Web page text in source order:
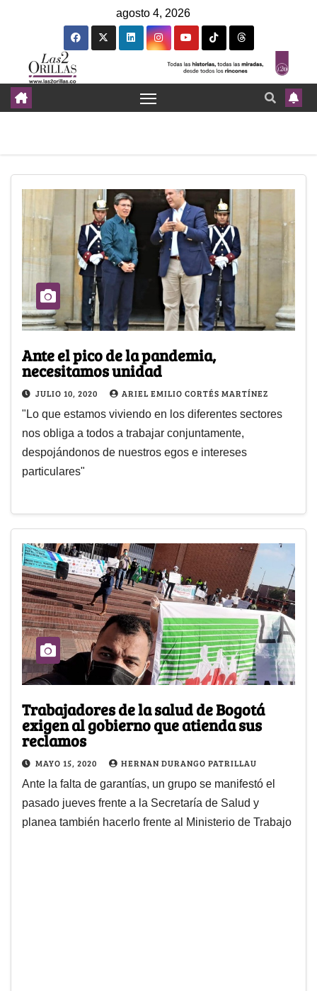
agosto 4, 2026
Ante el pico de la pandemia,
necesitamos unidad
JULIO 10, 2020 ARIEL EMILIO CORTÉS MARTÍNEZ
"Lo que estamos viviendo en los diferentes sectores
nos obliga a todos a trabajar conjuntamente,
despojándonos de nuestros egos e intereses
particulares"
Trabajadores de la salud de Bogotá
exigen al gobierno que atienda sus
reclamos
MAYO 15, 2020 HERNAN DURANGO PATRILLAU
Ante la falta de garantías, un grupo se manifestó el
pasado jueves frente a la Secretaría de Salud y
planea también hacerlo frente al Ministerio de Trabajo